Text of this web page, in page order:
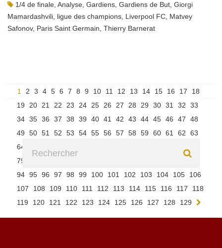
1/4 de finale Analyse Gardiens Gardiens de But Giorgi
Mamardashvili ligue des champions Liverpool FC Matvey
Safonov, Paris Saint Germain Thierry Barnerat
1 2 3 4 5 6 7 8 9 10 11 12 13 14 15 16 17
18
19
20 21 22 23 24 25 26 27 28 29 30 31 32
33
34 35 36 37 38 39 40 41 42 43 44 45 46 47
48
49
50 51 52 53 54 55 56 57 58 59 60 61 62
63
64
79
94 95 96 97 98 99 100 101 102 103 104 105
106
107
108 109 110 111 112 113 114 115 116 117
118
119
120 121 122 123 124 125 126 127 128 129